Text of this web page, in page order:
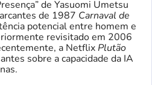
de Yasuomi Umetsu
de 1987 Carnaval de
potencial entre homem e
revisitado em 2006
a Netflix Plutão
sobre a capacidade da IA